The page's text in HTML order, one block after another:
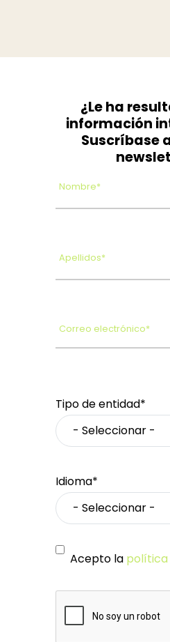
¿Le ha
información
Suscríbase
Nombre*
Apellidos*
Correo electrónico*
Tipo de entidad*
Idioma*
Acepto la política